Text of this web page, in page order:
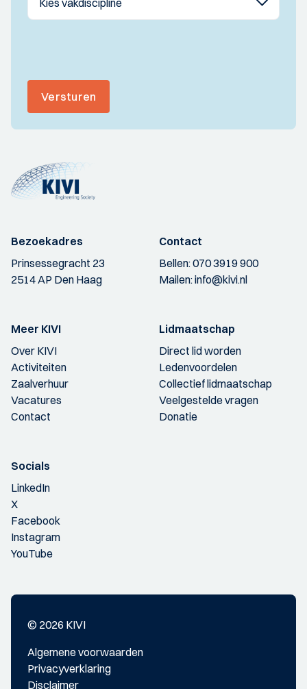
Versturen
Bezoekadres
Prinsessegracht 23
2514 AP Den Haag
Contact
Bellen:070 3919 900
Mailen:info@kivi.nl
Meer KIVI
Over KIVI
Activiteiten
Zaalverhuur
Vacatures
Contact
Lidmaatschap
Direct lid worden
Ledenvoordelen
Collectief lidmaatschap
Veelgestelde vragen
Donatie
Socials
LinkedIn
X
Facebook
Instagram
YouTube
© 2026 KIVI
Algemene voorwaarden
Privacyverklaring
Disclaimer